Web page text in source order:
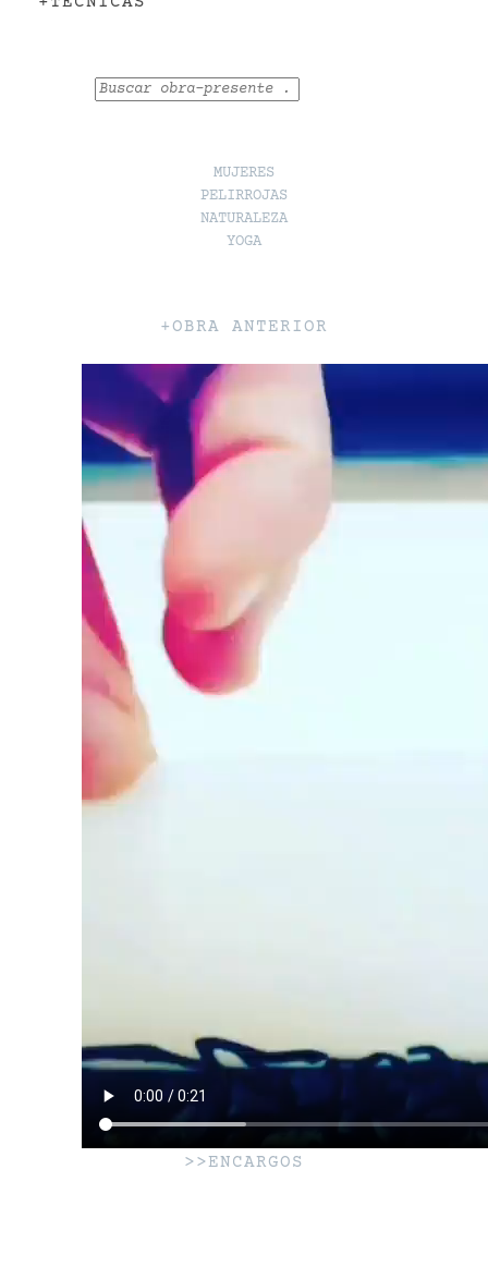
MUJERES
PELIRROJAS
NATURALEZA
YOGA
+OBRA ANTERIOR
>>ENCARGOS